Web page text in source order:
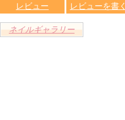
レビュー
レビューを書く
ネイルギャラリー